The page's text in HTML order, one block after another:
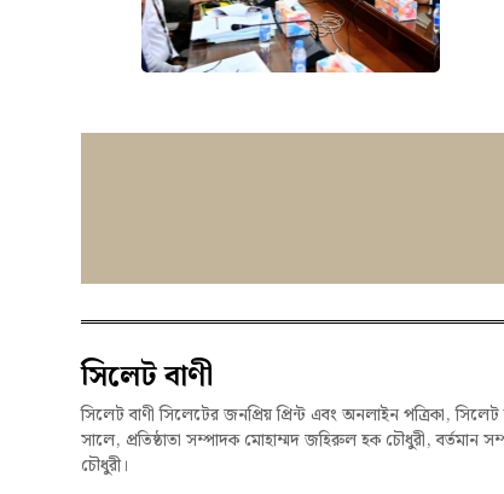
সিলেট বাণী
সিলেট বাণী সিলেটের জনপ্রিয় প্রিন্ট এবং অনলাইন পত্রিকা,
সালে, প্রতিষ্ঠাতা সম্পাদক মোহাম্মদ জহিরুল হক চৌধুরী, বর্তমান
চৌধুরী।